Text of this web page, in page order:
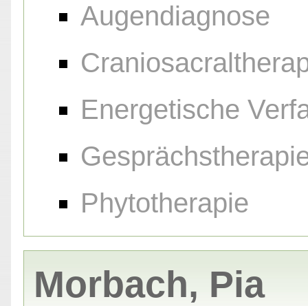
Augendiagnose
Energetische
Phytotherapie
Morbach, Pia